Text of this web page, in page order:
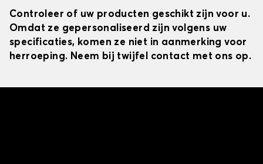
Controleer of uw producten geschikt zijn voor u.
Omdat ze gepersonaliseerd zijn volgens uw
specificaties, komen ze niet in aanmerking voor
herroeping. Neem bij twijfel contact met ons op.